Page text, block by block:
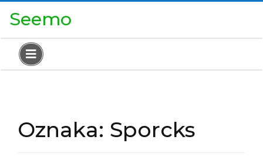
Seemo
Oznaka: Sporcks